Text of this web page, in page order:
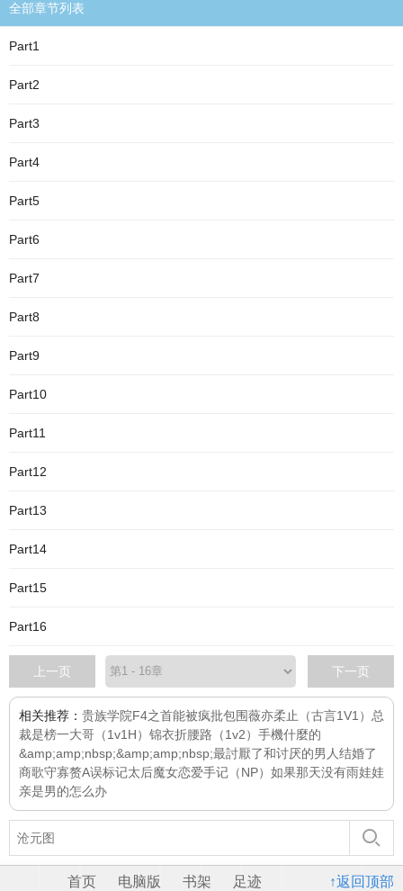
全部章节列表
Part1
Part2
Part3
Part4
Part5
Part6
Part7
Part8
Part9
Part10
Part11
Part12
Part13
Part14
Part15
Part16
上一页 下一页
相关推荐： 贵族学院F4之首能被疯批包围薇亦柔止（古言1V1） 总
裁是榜一大哥（1v1H） 锦衣折腰路（1v2） 手機什麼的
&amp;amp;nbsp;&amp;amp;nbsp;最討厭了和讨厌的男人结婚了
商歌守寡赘A误标记太后魔女恋爱手记（NP） 如果那天没有雨娃娃
亲是男的怎么办
↑返回顶部
首页 电脑版 书架 足迹